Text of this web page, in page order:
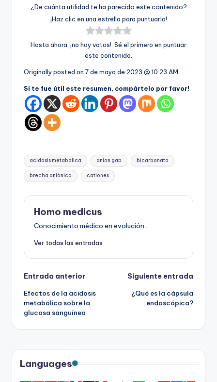
¿De cuánta utilidad te ha parecido este contenido?
¡Haz clic en una estrella para puntuarlo!
Hasta ahora, ¡no hay votos!. Sé el primero en puntuar
este contenido.
Originally posted on 7 de mayo de 2023 @ 10:23 AM
Si te fue útil este resumen, compártelo por favor!
Etiquetas:
acidosis metabólica anion gap bicarbonato
brecha aniónica cationes
Homo medicus
Conocimiento médico en evolución...
Ver todas las entradas
Navegación
de
entradas
Entrada anterior
Efectos de la acidosis
metabólica sobre la
glucosa sanguínea
Siguiente entrada
¿Qué es la cápsula
endoscópica?
Languages